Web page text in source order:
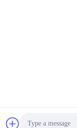
生地 サプライヤ